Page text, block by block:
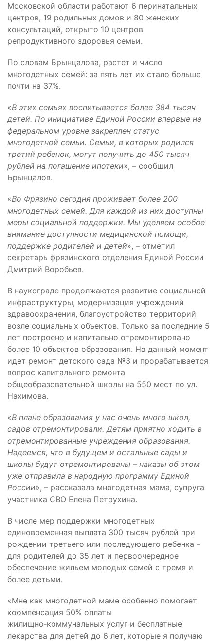
Московской области работают 6 перинатальных
центров, 19 родильных домов и 80 женских
консультаций, открыто 10 центров
репродуктивного здоровья семьи.
По словам Брынцалова, растет и число
многодетных семей: за пять лет их стало больше
почти на 37%.
«В этих семьях воспитывается более 384 тысяч
детей. По инициативе Единой России впервые на
федеральном уровне закреплен статус
многодетной семьи. Семьи, в которых родился
третий ребенок, могут получить до 450 тысяч
рублей на погашение ипотеки», – сообщил
Брынцалов.
«Во Фрязино сегодня проживает более 200
многодетных семей. Для каждой из них доступны
меры социальной поддержки. Мы уделяем особое
внимание доступности медицинской помощи,
поддержке родителей и детей», – отметил
секретарь фрязинского отделения Единой России
Дмитрий Воробьев.
В наукограде продолжаются развитие социальной
инфраструктуры, модернизация учреждений
здравоохранения, благоустройство территорий
возле социальных объектов. Только за последние 5
лет построено и капитально отремонтировано
более 10 объектов образования. На данный момент
идет ремонт детского сада №3 и прорабатывается
вопрос капитального ремонта
общеобразовательной школы на 550 мест по ул.
Нахимова.
«В плане образования у нас очень много школ,
садов отремонтировали. Детям приятно ходить в
отремонтированные учреждения образования.
Надеемся, что в будущем и остальные сады и
школы будут отремонтированы – наказы об этом
уже отправила в народную программу Единой
России», – рассказала многодетная мама, супруга
участника СВО Елена Петрухина.
В числе мер поддержки многодетных
единовременная выплата 300 тысяч рублей при
рождении третьего или последующего ребенка –
для родителей до 35 лет и первоочередное
обеспечение жильем молодых семей с тремя и
более детьми.
«Мне как многодетной маме особенно помогает
коомпенсация 50% оплаты
жилищно‑коммунальных услуг и бесплатные
лекарства для детей до 6 лет, которые я получаю